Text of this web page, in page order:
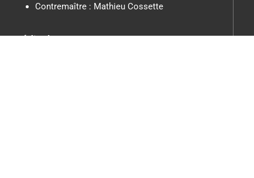
Contremaître : Mathieu Cossette
Crédit photo